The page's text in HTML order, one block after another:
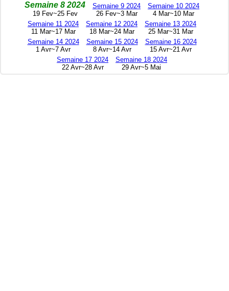
Semaine 8 2024
19 Fev~25 Fev
Semaine 9 2024
26 Fev~3 Mar
Semaine 10 2024
4 Mar~10 Mar
Semaine 11 2024
11 Mar~17 Mar
Semaine 12 2024
18 Mar~24 Mar
Semaine 13 2024
25 Mar~31 Mar
Semaine 14 2024
1 Avr~7 Avr
Semaine 15 2024
8 Avr~14 Avr
Semaine 16 2024
15 Avr~21 Avr
Semaine 17 2024
22 Avr~28 Avr
Semaine 18 2024
29 Avr~5 Mai